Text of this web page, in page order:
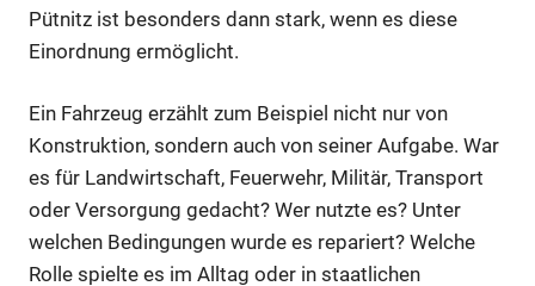
Pütnitz ist besonders dann stark, wenn es diese
Einordnung ermöglicht.
Ein Fahrzeug erzählt zum Beispiel nicht nur von
Konstruktion, sondern auch von seiner Aufgabe. War
es für Landwirtschaft, Feuerwehr, Militär, Transport
oder Versorgung gedacht? Wer nutzte es? Unter
welchen Bedingungen wurde es repariert? Welche
Rolle spielte es im Alltag oder in staatlichen